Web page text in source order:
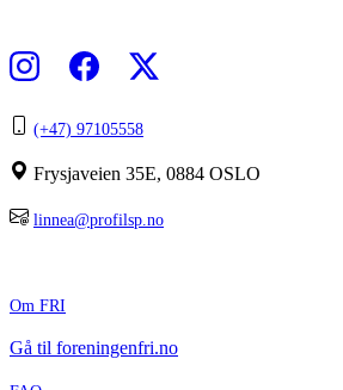
(+47) 97105558
Frysjaveien 35E, 0884 OSLO
linnea@profilsp.no
Om FRI
Gå til foreningenfri.no